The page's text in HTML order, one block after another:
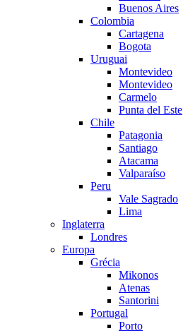
Buenos Aires
Colombia
Cartagena
Bogota
Uruguai
Montevideo
Montevideo
Carmelo
Punta del Este
Chile
Patagonia
Santiago
Atacama
Valparaíso
Peru
Vale Sagrado
Lima
Inglaterra
Londres
Europa
Grécia
Mikonos
Atenas
Santorini
Portugal
Porto